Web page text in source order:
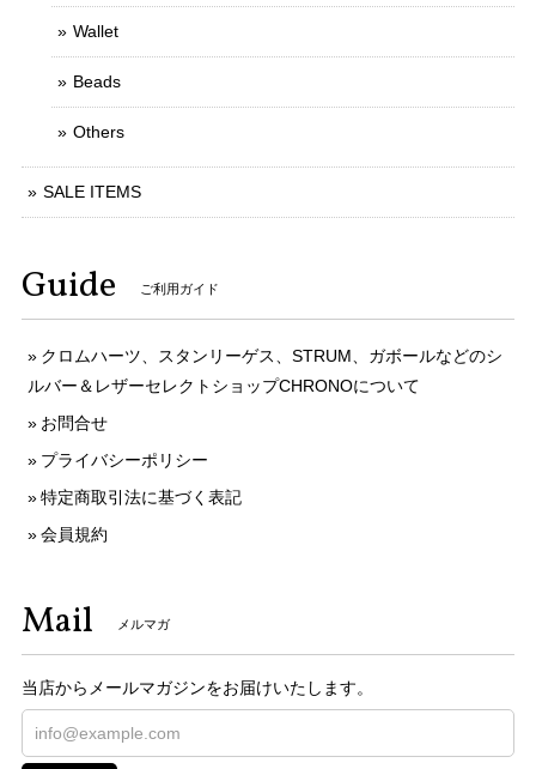
Wallet
Beads
Others
SALE ITEMS
Guide ご利用ガイド
クロムハーツ、スタンリーゲス、STRUM、ガボールなどのシ
ルバー＆レザーセレクトショップCHRONOについて
お問合せ
プライバシーポリシー
特定商取引法に基づく表記
会員規約
Mail メルマガ
当店からメールマガジンをお届けいたします。